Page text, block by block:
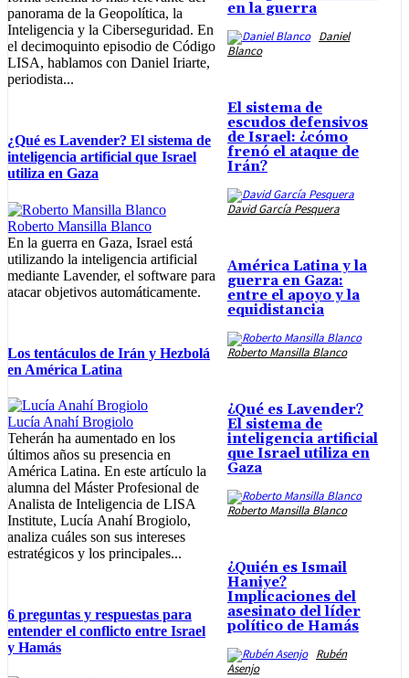
panorama de la Geopolítica, la
Inteligencia y la Ciberseguridad. En
el decimoquinto episodio de Código
LISA, hablamos con Daniel Iriarte,
periodista...
¿Qué es Lavender? El sistema de
inteligencia artificial que Israel
utiliza en Gaza
Roberto Mansilla Blanco
En la guerra en Gaza, Israel está
utilizando la inteligencia artificial
mediante Lavender, el software para
atacar objetivos automáticamente.
Los tentáculos de Irán y Hezbolá
en América Latina
Lucía Anahí Brogiolo
Teherán ha aumentado en los
últimos años su presencia en
América Latina. En este artículo la
alumna del Máster Profesional de
Analista de Inteligencia de LISA
Institute, Lucía Anahí Brogiolo,
analiza cuáles son sus intereses
estratégicos y los principales...
6 preguntas y respuestas para
entender el conflicto entre Israel
y Hamás
en la guerra
Daniel
Blanco
El sistema de
escudos defensivos
de Israel: ¿cómo
frenó el ataque de
Irán?
David García Pesquera
América Latina y la
guerra en Gaza:
entre el apoyo y la
equidistancia
Roberto Mansilla Blanco
¿Qué es Lavender?
El sistema de
inteligencia artificial
que Israel utiliza en
Gaza
Roberto Mansilla Blanco
¿Quién es Ismail
Haniye?
Implicaciones del
asesinato del líder
político de Hamás
Rubén
Asenjo